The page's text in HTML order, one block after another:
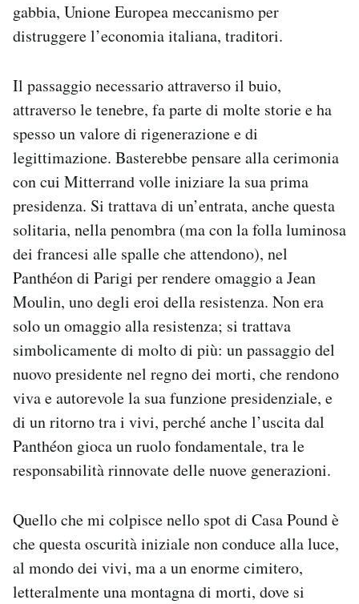
gabbia, Unione Europea meccanismo per
distruggere l’economia italiana, traditori.
Il passaggio necessario attraverso il buio,
attraverso le tenebre, fa parte di molte storie e ha
spesso un valore di rigenerazione e di
legittimazione. Basterebbe pensare alla cerimonia
con cui Mitterrand volle iniziare la sua prima
presidenza. Si trattava di un’entrata, anche questa
solitaria, nella penombra (ma con la folla luminosa
dei francesi alle spalle che attendono), nel
Panthéon di Parigi per rendere omaggio a Jean
Moulin, uno degli eroi della resistenza. Non era
solo un omaggio alla resistenza; si trattava
simbolicamente di molto di più: un passaggio del
nuovo presidente nel regno dei morti, che rendono
viva e autorevole la sua funzione presidenziale, e
di un ritorno tra i vivi, perché anche l’uscita dal
Panthéon gioca un ruolo fondamentale, tra le
responsabilità rinnovate delle nuove generazioni.
Quello che mi colpisce nello spot di Casa Pound è
che questa oscurità iniziale non conduce alla luce,
al mondo dei vivi, ma a un enorme cimitero,
letteralmente una montagna di morti, dove si